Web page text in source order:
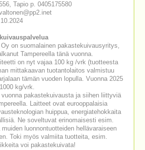
Tapio p. 0405175580
on suomalainen pakastekuivausyritys,
Tampereella tänä vuonna.
on nyt vajaa 100 kg /vrk (tuotteesta
mittakaavan tuotantolaitos valmistuu
tämän vuoden lopulla. Vuonna 2025
kg/vrk.
pakastekuivausta ja siihen liittyviä
Laitteet ovat eurooppalaisia
huippua, energiatehokkaita
Ne soveltuvat erinomaisesti esim.
luonnontuotteiden hellävaraiseen
Toki myös valmiita tuotteita, esim.
voi pakastekuivata!